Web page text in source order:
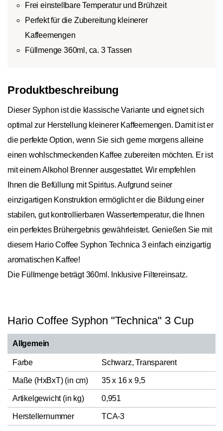
Frei einstellbare Temperatur und Brühzeit
Perfekt für die Zubereitung kleinerer
Kaffeemengen
Füllmenge 360ml, ca. 3 Tassen
Produktbeschreibung
Dieser Syphon ist die klassische Variante und eignet sich
optimal zur Herstellung kleinerer Kaffeemengen. Damit ist er
die perfekte Option, wenn Sie sich gerne morgens alleine
einen wohlschmeckenden Kaffee zubereiten möchten. Er ist
mit einem Alkohol Brenner ausgestattet. Wir empfehlen
Ihnen die Befüllung mit Spiritus. Aufgrund seiner
einzigartigen Konstruktion ermöglicht er die Bildung einer
stabilen, gut kontrollierbaren Wassertemperatur, die Ihnen
ein perfektes Brühergebnis gewährleistet. Genießen Sie mit
diesem Hario Coffee Syphon Technica 3 einfach einzigartig
aromatischen Kaffee!
Die Füllmenge beträgt 360ml. Inklusive Filtereinsatz.
Hario Coffee Syphon "Technica" 3 Cup
Allgemein
Farbe Schwarz, Transparent
Maße (HxBxT) (in cm) 35 x 16 x 9,5
Artikelgewicht (in kg) 0,951
Herstellernummer TCA-3